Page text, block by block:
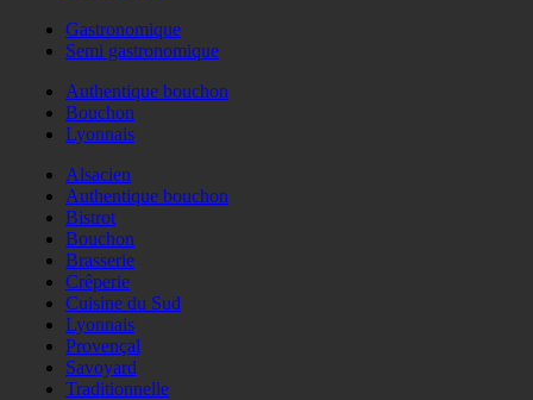
Gastronomique
Semi gastronomique
Authentique bouchon
Bouchon
Lyonnais
Alsacien
Authentique bouchon
Bistrot
Bouchon
Brasserie
Crêperie
Cuisine du Sud
Lyonnais
Provençal
Savoyard
Traditionnelle